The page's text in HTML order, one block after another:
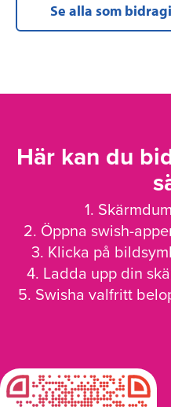
Se alla som
Här kan du
1.
2. Öppna swish-
3. Klicka på
4. Ladda upp din
5. Swisha valfritt